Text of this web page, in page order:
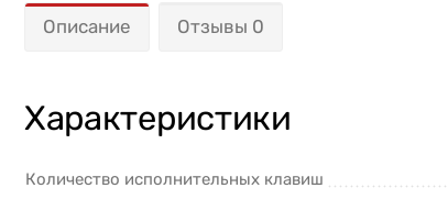
Описание Отзывы 0
Характеристики
Количество исполнительных клавиш